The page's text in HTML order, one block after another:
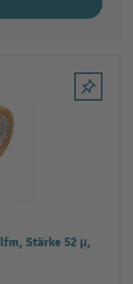
Stärke 52 µ,